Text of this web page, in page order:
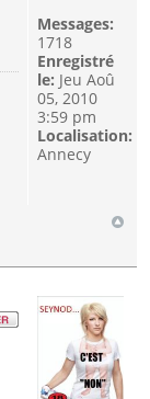
Messages:
1718
Enregistré
le: Jeu Aoû
05, 2010
3:59 pm
Localisation:
Annecy